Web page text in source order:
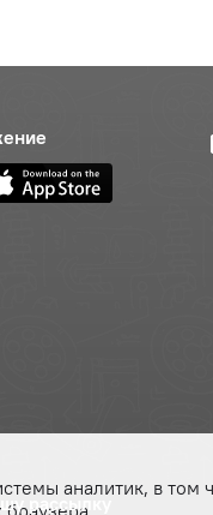
рассылку
аналитик, в том